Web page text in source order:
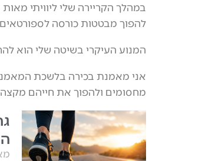
במהלך הקריירה שלי ליוויתי
להפוך מבטטות כורסה
המנוע העיקרי בשיטה שלי הוא
אני מאמנת בכירה בלשכת
מחסומים ולהפוך את חייהם
מאי